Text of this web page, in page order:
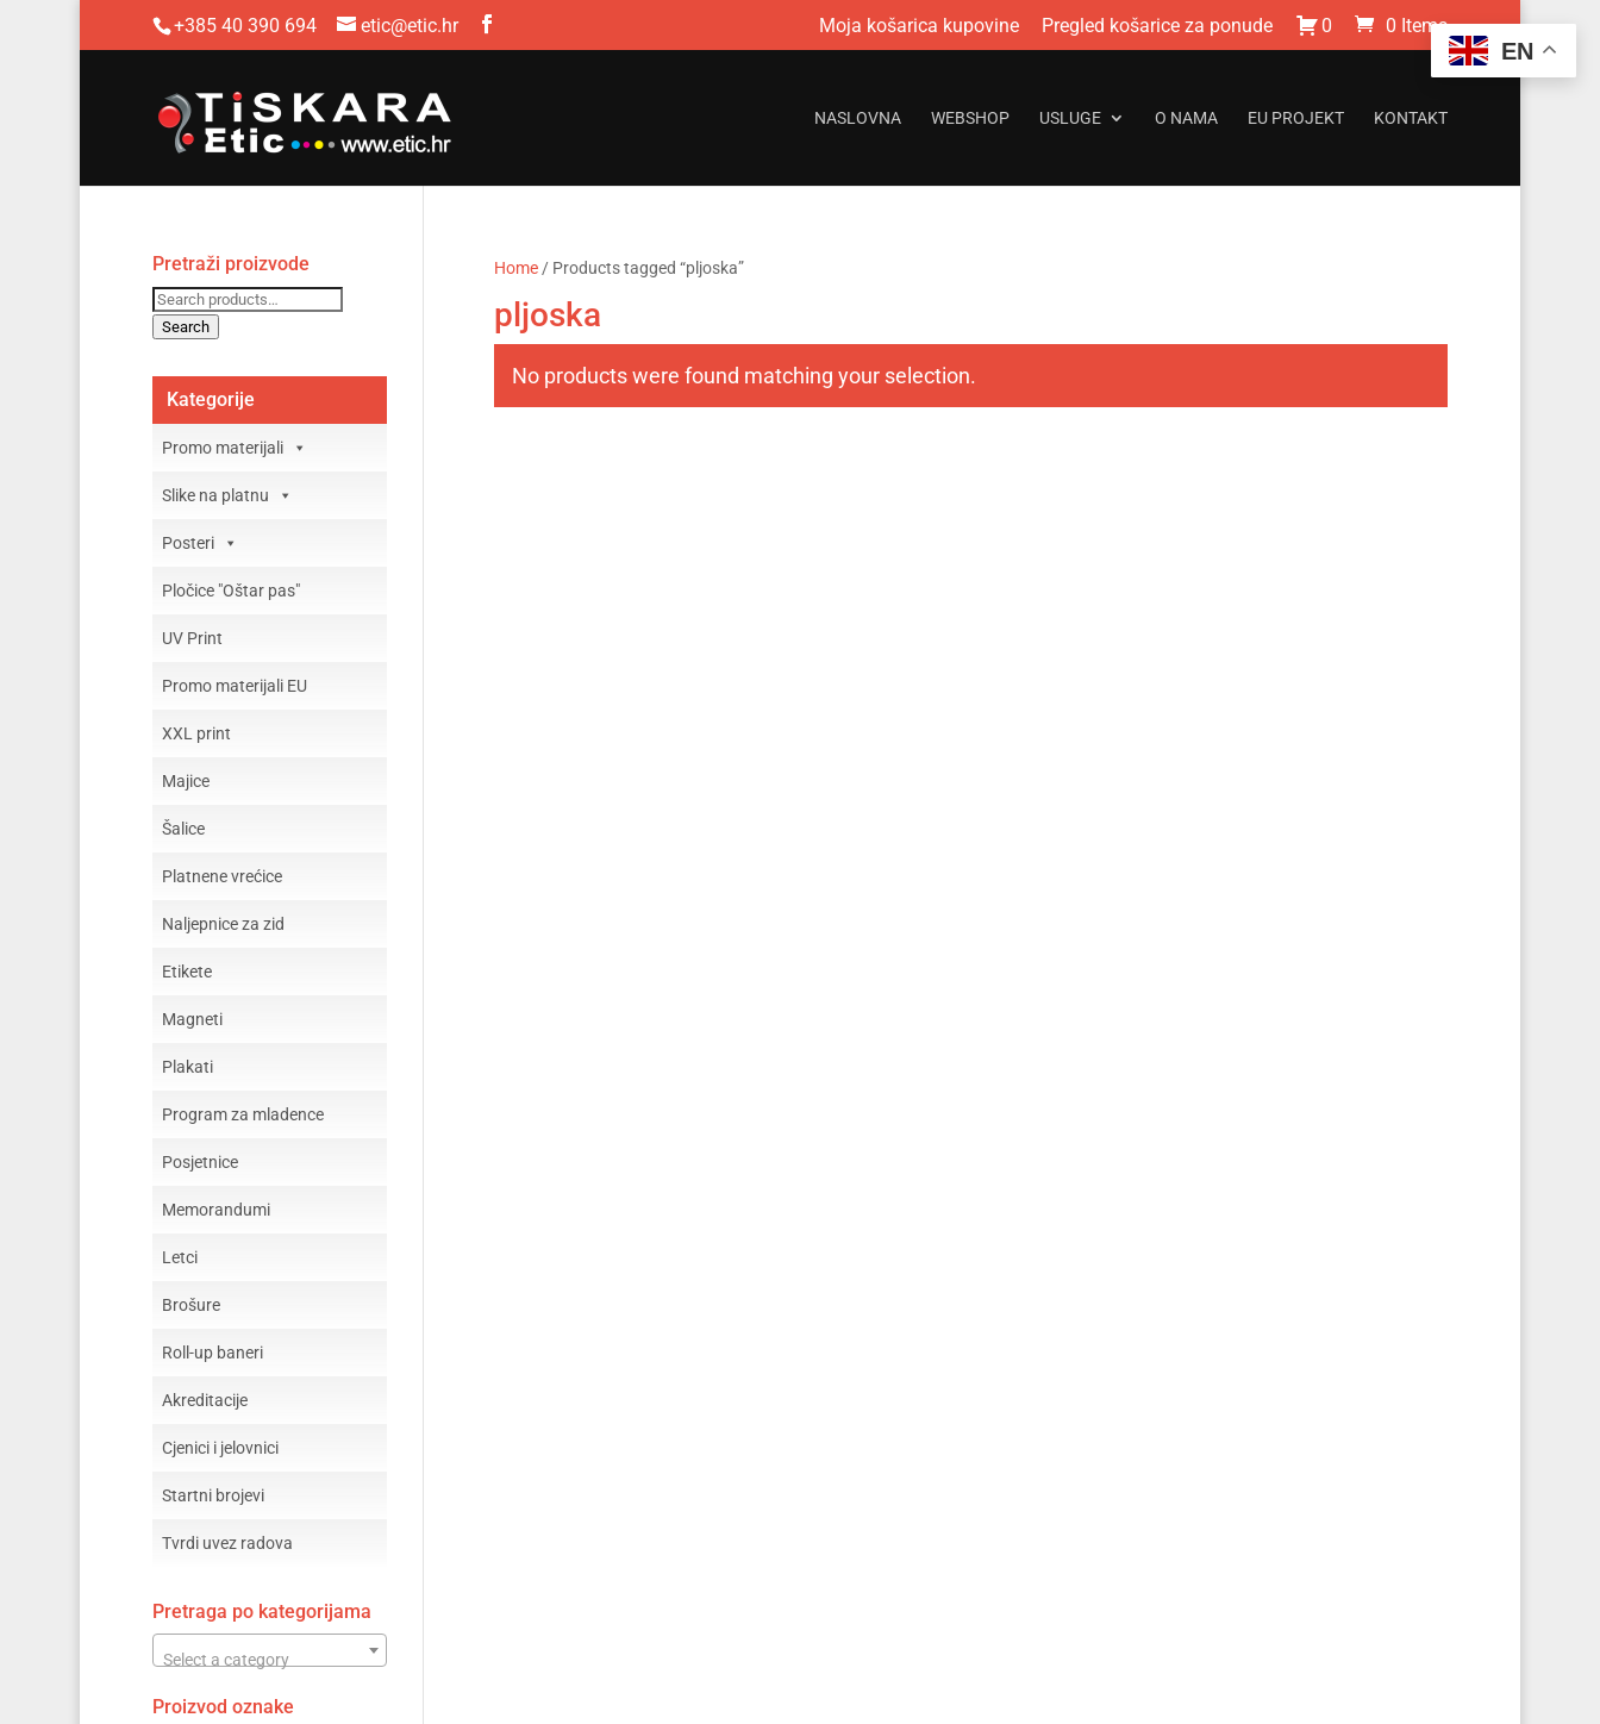
+385 40 390 694 etic@etic.hr Moja košarica kupovine Pregled košarice za ponude 0 0 Items
NASLOVNA WEBSHOP USLUGE O NAMA EU PROJEKT KONTAKT
Home/ Products tagged “pljoska”
pljoska
No products were found matching your selection.
Pretraži proizvode
Search
for:
Search
Kategorije
Promo materijali
Slike na platnu
Posteri
Pločice "Oštar pas"
UV Print
Promo materijali EU
XXL print
Majice
Šalice
Platnene vrećice
Naljepnice za zid
Etikete
Magneti
Plakati
Program za mladence
Posjetnice
Memorandumi
Letci
Brošure
Roll-up baneri
Akreditacije
Cjenici i jelovnici
Startni brojevi
Tvrdi uvez radova
Pretraga po kategorijama
Select a category
Proizvod oznake
EN